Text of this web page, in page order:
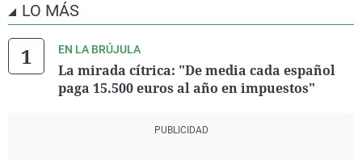
LO MÁS
EN LA BRÚJULA
La mirada cítrica: "De media cada español
paga 15.500 euros al año en impuestos"